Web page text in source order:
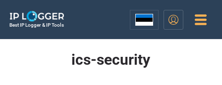
Best IP Logger & IP Tools
ics-security